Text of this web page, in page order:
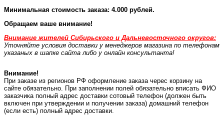
Минимальная стоимость заказа: 4.000 рублей.
Обращаем ваше внимание!
Внимание жителей Сибирьского и Дальневосточного округов:
Уточняйте условия доставки у менеджеров магазина по телефонам
указаных в шапке сайта либо у онлайн консультанта!
Внимание!
При заказе из регионов РФ оформление заказа черес корзину на
сайте обязательно. При заполнении полей обязательно вписать ФИО
заказчика полный адрес доставки сотовый телефон (должен быть
включен при утверждении и получении заказа) домашний телефон
(если есть) полный адрес доставки.